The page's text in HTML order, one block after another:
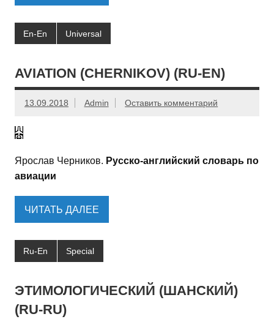
En-En Universal
AVIATION (CHERNIKOV) (RU-EN)
13.09.2018 Admin Оставить комментарий
Ярослав Черников. Русско-английский словарь по
авиации
ЧИТАТЬ ДАЛЕЕ
Ru-En Special
ЭТИМОЛОГИЧЕСКИЙ (ШАНСКИЙ)
(RU-RU)